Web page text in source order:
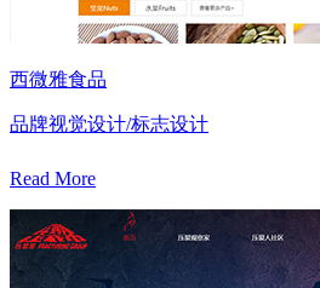
西微雅食品
品牌视觉设计/标志设计
Read More